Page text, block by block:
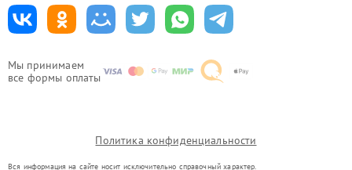
Мы принимаем
все формы оплаты
Политика конфиденциальности
Вся информация на сайте носит исключительно справочный характер.